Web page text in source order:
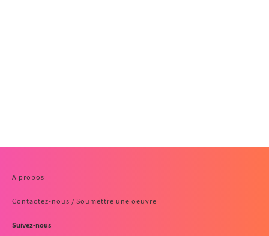
A propos
Contactez-nous / Soumettre une oeuvre
Suivez-nous